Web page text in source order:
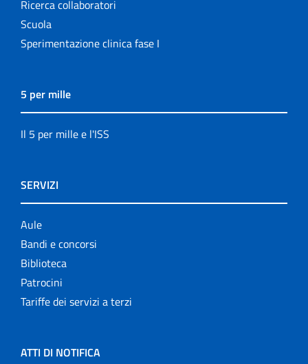
Ricerca collaboratori
Scuola
Sperimentazione clinica fase I
5 per mille
Il 5 per mille e l'ISS
SERVIZI
Aule
Bandi e concorsi
Biblioteca
Patrocini
Tariffe dei servizi a terzi
ATTI DI NOTIFICA